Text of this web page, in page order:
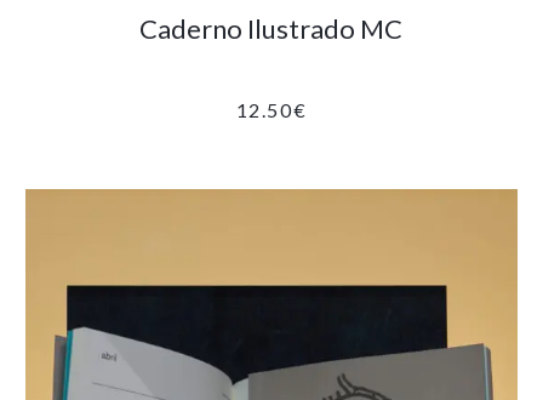
Caderno Ilustrado MC
12.50€